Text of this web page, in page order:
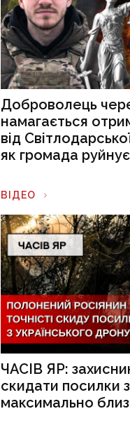
Доброволець
намагається
від
як громада
ВІДЕО
ЧАСІВ ЯР:
скидати посилки
максимально